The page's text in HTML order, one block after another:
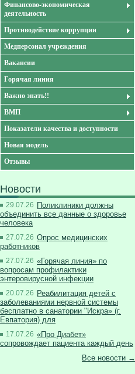
Финансово-экономическая
деятельность
Противодействие коррупции
Медперсонал учреждения
Вакансии
Горячая линия
Важно знать!!
ВМП
Показатели качества и доступности
Новая модель
Отзывы
Новости
29.07.26 Поликлиники должны
объединить все данные о здоровье
человека
27.07.26 Опрос медицинских
работников
27.07.26 «Горячая линия» по
вопросам профилактики
энтеровирусной инфекции
20.07.26 Реабилитация детей с
заболеваниями нервной системы
бесплатно в санатории "Искра» (г.
Евпатория) для
17.07.26 «Про Диабет»
сопровождает пациента каждый день
Все новости →